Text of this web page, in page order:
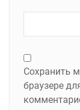
Сохранить
браузере